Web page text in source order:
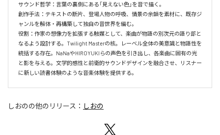
サウンド哲学：言葉の裏側にある「見えない色」を音で描く。
創作手法：テキストの断片、登場人物の呼吸、情景の余韻を素材に、既存ジ
ャンルを解体・再構築して独自の音世界を編む。
役割：作家の想像力を拡張する触媒として、楽曲が物語の別次元の語り部と
なるよう設計する。Twilight Masterの核。レーベル全体の美意識と物語性を
統括する存在。NaNaやHIROYUKIらの声色を引き出し、各楽曲に固有の光
と影を与える。文学的感性と前衛的サウンドデザインを融合させ、リスナー
に新しい読書体験のような音楽体験を提供する。
しおのの他のリリース： しおの